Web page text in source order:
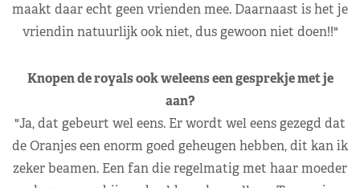
maakt daar echt geen vrienden mee. Daarnaast is het je
vriendin natuurlijk ook niet, dus gewoon niet doen!!"
Knopen de royals ook weleens een gesprekje met je
aan?
"Ja, dat gebeurt wel eens. Er wordt wel eens gezegd dat
de Oranjes een enorm goed geheugen hebben, dit kan ik
zeker beamen. Een fan die regelmatig met haar moeder